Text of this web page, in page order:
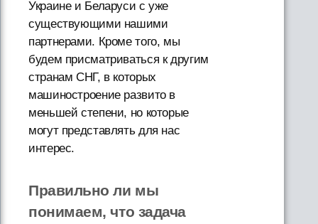
Украине и Беларуси с уже
существующими нашими
партнерами. Кроме того, мы
будем присматриваться к другим
странам СНГ, в которых
машиностроение развито в
меньшей степени, но которые
могут представлять для нас
интерес.
Правильно ли мы
понимаем, что задача